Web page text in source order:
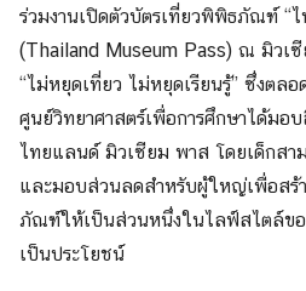
Search
ร่วมงานเปิดตัวบัตรเที่ยวพิพิธภัณฑ์ “ไ
(Thailand Museum Pass) ณ มิวเ
“ไม่หยุดเที่ยว ไม่หยุดเรียนรู้” ซึ่งตลอ
ศูนย์วิทยาศาสตร์เพื่อการศึกษาได้มอ
ไทยแลนด์ มิวเซียม พาส โดยเด็กสา
และมอบส่วนลดสำหรับผู้ใหญ่เพื่อสร้า
ภัณฑ์ให้เป็นส่วนหนึ่งในไลฟ์สไตล์ข
เป็นประโยชน์